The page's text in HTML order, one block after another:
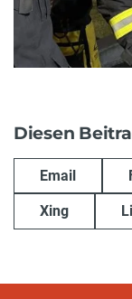
Diesen
Email
Xing